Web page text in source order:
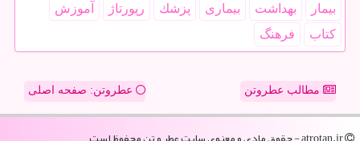
بیمار بهداشت بیماری پزشك رپورتاژ
آموزش
كتاب
فرهنگ
مطالب عطروتن عطروتن: صفحه اصلی